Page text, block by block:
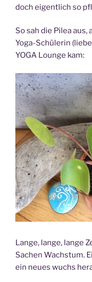
doch eigentlich so
So sah die Pilea
Yoga-Schülerin
YOGA Lounge kam:
Lange, lange, lange
Sachen Wachstum.
ein neues wuchs